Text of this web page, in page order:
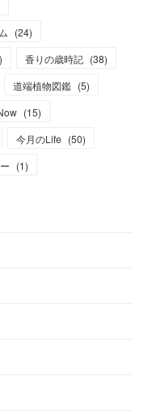
(24)
) 香りの歳時記 (38)
道端植物図鑑 (5)
(15)
今月のLife (50)
(1)